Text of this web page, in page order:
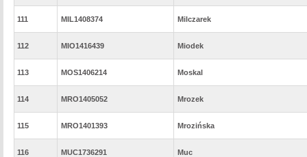
111 MIL1408374 Milczarek
112 MIO1416439 Miodek
113 MOS1406214 Moskal
114 MRO1405052 Mrozek
115 MRO1401393 Mrozińska
116 MUC1736291 Muc